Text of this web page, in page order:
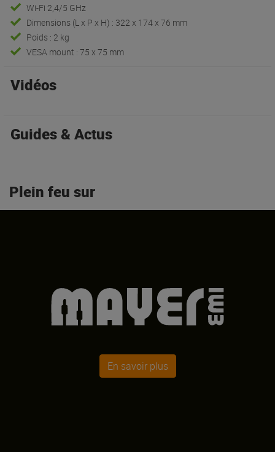
Wi-Fi 2,4/5 GHz
Dimensions (L x P x H) : 322 x 174 x 76 mm
Poids : 2 kg
VESA mount : 75 x 75 mm
Vidéos
Guides & Actus
Plein feu sur
En savoir plus